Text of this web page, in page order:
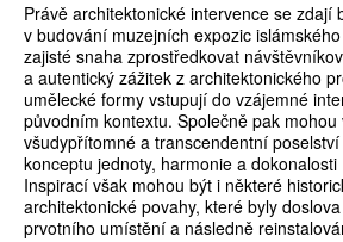
Právě architektonické intervence se zdají
v budování muzejních expozic
zajisté snaha zprostředkovat
a autentický zážitek z architektonického
umělecké formy vstupují do vzájemné
původním kontextu. Společně pak mohou
všudypřítomné a transcendentní
konceptu jednoty, harmonie a
Inspirací však mohou být i některé
architektonické povahy, které byly
prvotního umístění a následně